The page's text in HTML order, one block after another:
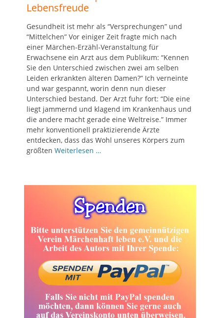
Lebensfreude
Gesundheit ist mehr als “Versprechungen” und
“Mittelchen” Vor einiger Zeit fragte mich nach
einer Märchen-Erzähl-Veranstaltung für
Erwachsene ein Arzt aus dem Publikum: “Kennen
Sie den Unterschied zwischen zwei am selben
Leiden erkrankten älteren Damen?” Ich verneinte
und war gespannt, worin denn nun dieser
Unterschied bestand. Der Arzt fuhr fort: “Die eine
liegt jammernd und klagend im Krankenhaus und
die andere macht gerade eine Weltreise.” Immer
mehr konventionell praktizierende Ärzte
entdecken, dass das Wohl unseres Körpers zum
größten Weiterlesen …